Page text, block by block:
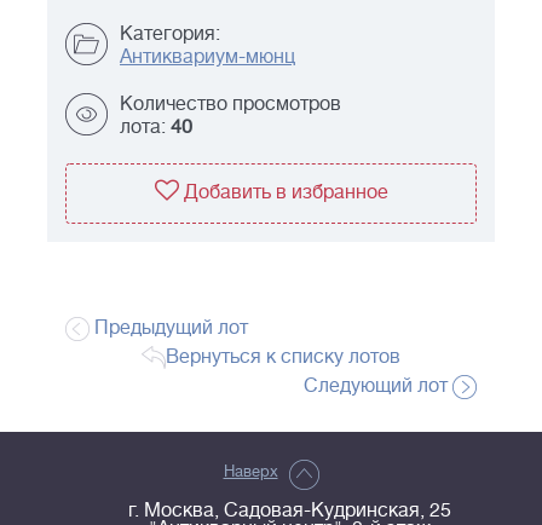
Категория:
Антиквариум-мюнц
Количество просмотров
лота: 40
Добавить в избранное
Предыдущий лот
Вернуться к списку лотов
Следующий лот
Наверх
г. Москва, Садовая-Кудринская, 25